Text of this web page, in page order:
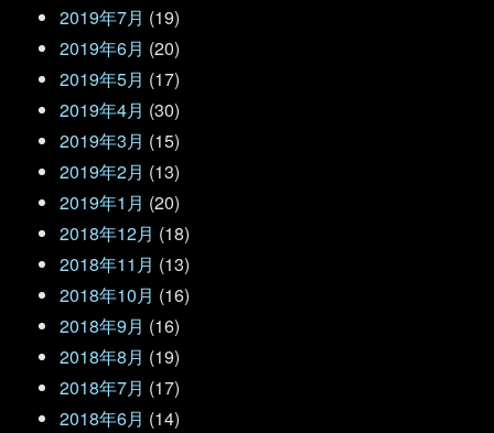
2019年7月 (19)
2019年6月 (20)
2019年5月 (17)
2019年4月 (30)
2019年3月 (15)
2019年2月 (13)
2019年1月 (20)
2018年12月 (18)
2018年11月 (13)
2018年10月 (16)
2018年9月 (16)
2018年8月 (19)
2018年7月 (17)
2018年6月 (14)